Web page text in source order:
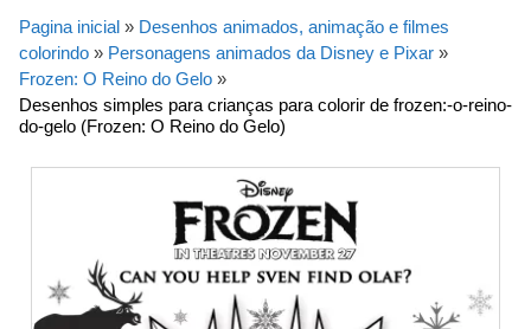
Pagina inicial » Desenhos animados, animação e filmes
colorindo » Personagens animados da Disney e Pixar »
Frozen: O Reino do Gelo »
Desenhos simples para crianças para colorir de frozen:-o-reino-
do-gelo (Frozen: O Reino do Gelo)